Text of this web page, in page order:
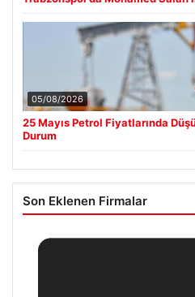
05/08/2026
25 Mayıs Petrol Fiyatlarında
Durum
Son Eklenen Firmalar